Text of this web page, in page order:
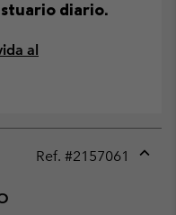
diario.
al
Ref. #2157061